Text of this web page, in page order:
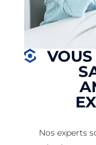
Nos experts